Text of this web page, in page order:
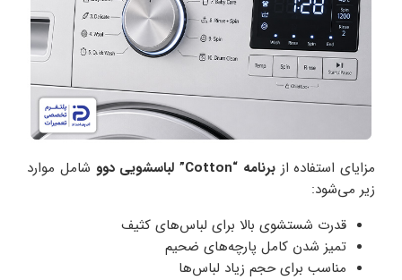
مزایای استفاده ازبرنامه “Cotton” لباسشویی دوو
شامل موارد
زیر می‌شود:
قدرت شستشوی بالا برای لباس‌های کثیف
تمیز شدن کامل پارچه‌های ضحیم
مناسب برای حجم زیاد لباس‌ها